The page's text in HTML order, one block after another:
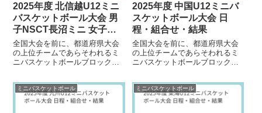
2025年度 北信越U12ミニ
バスケットボール大会 男
子NSCT長沼ミニ 女子大
淵丸山BEANS！が優勝
全国大会を前に、都道府県大会
の上位チームであらそわれるミ
ニバスケットボールブロック大
情報を掲載しています。大会日
程2026年 2...
2025年度 中国U12ミニバ
スケットボール大会 日
程・組合せ・結果
全国大会を前に、都道府県大会
の上位チームであらそわれるミ
ニバスケットボールブロック大
報を掲載しています。大会日程
2026年 2月...
ミニバスケットボール ミニバスケットボール